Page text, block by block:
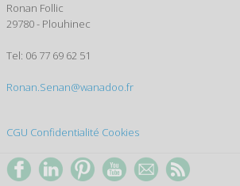
Ronan Follic
29780 - Plouhinec
Tel: 06 77 69 62 51
Ronan.Senan@wanadoo.fr
CGU Confidentialité Cookies